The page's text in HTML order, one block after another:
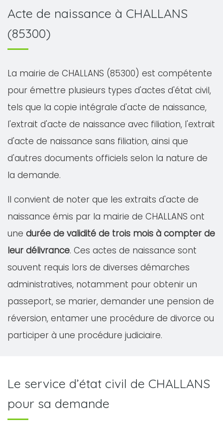
Acte de naissance à CHALLANS
(85300)
La mairie de CHALLANS (85300) est compétente
pour émettre plusieurs types d'actes d'état civil,
tels que la copie intégrale d'acte de naissance,
l'extrait d'acte de naissance avec filiation, l'extrait
d'acte de naissance sans filiation, ainsi que
d'autres documents officiels selon la nature de
la demande.
Il convient de noter que les extraits d'acte de
naissance émis par la mairie de CHALLANS ont
une durée de validité de trois mois à compter de
leur délivrance. Ces actes de naissance sont
souvent requis lors de diverses démarches
administratives, notamment pour obtenir un
passeport, se marier, demander une pension de
réversion, entamer une procédure de divorce ou
participer à une procédure judiciaire.
Le service d’état civil de CHALLANS
pour sa demande